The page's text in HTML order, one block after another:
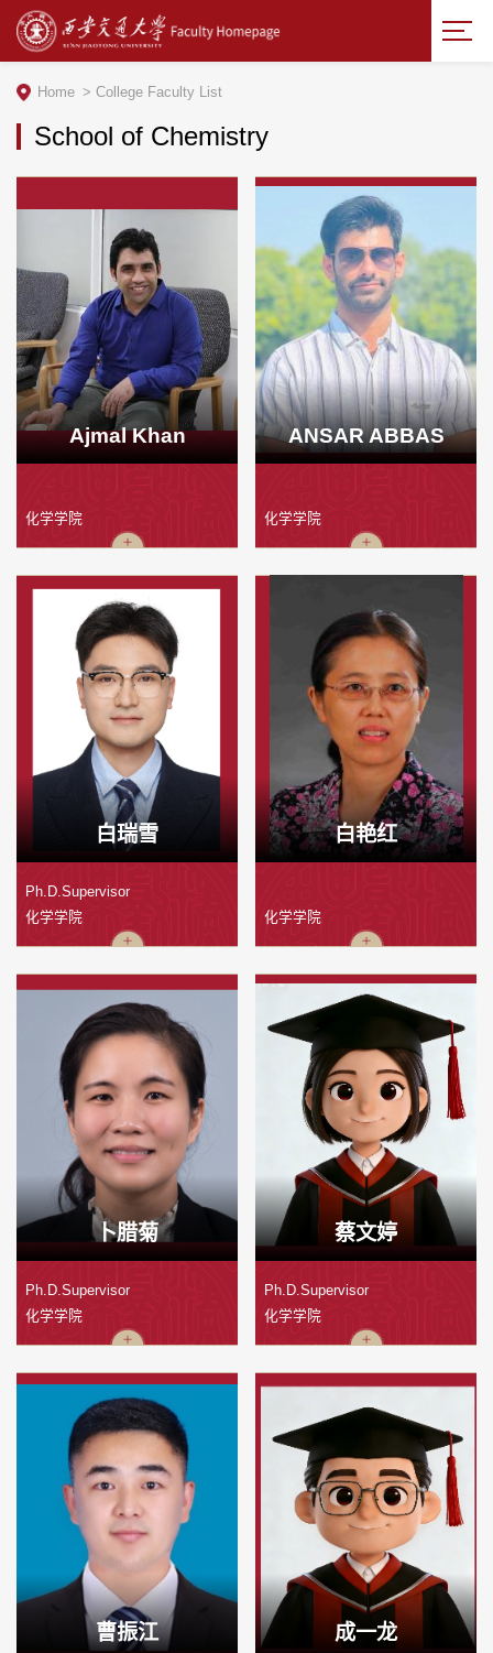
School of Chemistry
Home > College Faculty List
Ajmal Khan
化学学院
ANSAR ABBAS
化学学院
白瑞雪
Ph.D.Supervisor
化学学院
白艳红
化学学院
卜腊菊
Ph.D.Supervisor
化学学院
蔡文婷
Ph.D.Supervisor
化学学院
曹振江 成一龙